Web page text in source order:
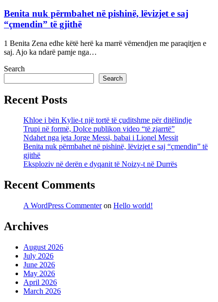
Benita nuk përmbahet në pishinë, lëvizjet e saj
“çmendin” të gjithë
1 Benita Zena edhe këtë herë ka marrë vëmendjen me paraqitjen e
saj. Ajo ka ndarë pamje nga…
Search
Search
Recent Posts
Khloe i bën Kylie-t një tortë të çuditshme për ditëlindje
Trupi në formë, Dolce publikon video “të zjarrtë”
Ndahet nga jeta Jorge Messi, babai i Lionel Messit
Benita nuk përmbahet në pishinë, lëvizjet e saj “çmendin” të
gjithë
Eksploziv në derën e dyqanit të Noizy-t në Durrës
Recent Comments
A WordPress Commenteron Hello world!
Archives
August 2026
July 2026
June 2026
May 2026
April 2026
March 2026